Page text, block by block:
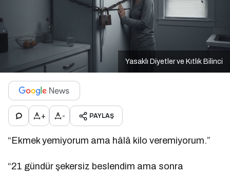
Yasaklı Diyetler ve Kıtlık Bilinci
+ - PAYLAŞ
“Ekmek yemiyorum ama hâlâ kilo veremiyorum.”
“21 gündür şekersiz beslendim ama sonra